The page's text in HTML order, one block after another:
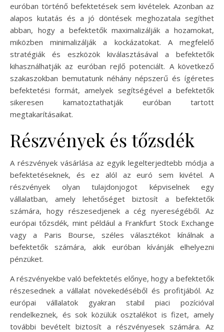
euróban történő befektetések sem kivételek. Azonban az
alapos kutatás és a jó döntések meghozatala segíthet
abban, hogy a befektetők maximalizálják a hozamokat,
miközben minimalizálják a kockázatokat. A megfelelő
stratégiák és eszközök kiválasztásával a befektetők
kihasználhatják az euróban rejlő potenciált. A következő
szakaszokban bemutatunk néhány népszerű és ígéretes
befektetési formát, amelyek segítségével a befektetők
sikeresen kamatoztathatják euróban tartott
megtakarításaikat.
Részvények és tőzsdék
A részvények vásárlása az egyik legelterjedtebb módja a
befektetéseknek, és ez alól az euró sem kivétel. A
részvények olyan tulajdonjogot képviselnek egy
vállalatban, amely lehetőséget biztosít a befektetők
számára, hogy részesedjenek a cég nyereségéből. Az
európai tőzsdék, mint például a Frankfurt Stock Exchange
vagy a Paris Bourse, széles választékot kínálnak a
befektetők számára, akik euróban kívánják elhelyezni
pénzüket.
A részvényekbe való befektetés előnye, hogy a befektetők
részesednek a vállalat növekedéséből és profitjából. Az
európai vállalatok gyakran stabil piaci pozícióval
rendelkeznek, és sok közülük osztalékot is fizet, amely
további bevételt biztosít a részvényesek számára. Az